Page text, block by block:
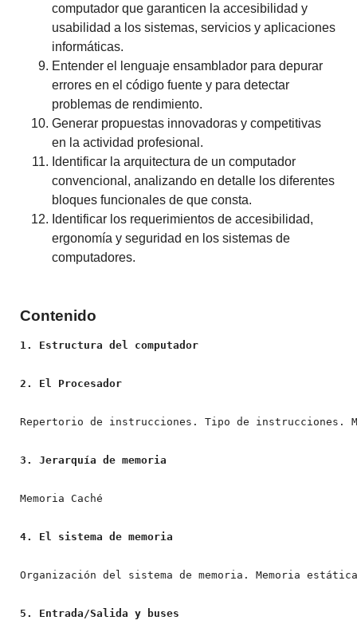
computador que garanticen la accesibilidad y
usabilidad a los sistemas, servicios y aplicaciones
informáticas.
Entender el lenguaje ensamblador para depurar
errores en el código fuente y para detectar
problemas de rendimiento.
Generar propuestas innovadoras y competitivas
en la actividad profesional.
Identificar la arquitectura de un computador
convencional, analizando en detalle los diferentes
bloques funcionales de que consta.
Identificar los requerimientos de accesibilidad,
ergonomía y seguridad en los sistemas de
computadores.
Contenido
1. Estructura del computador
2. El Procesador
Repertorio de instrucciones. Tipo de instrucciones.
Memoria Caché
4. El sistema de memoria
Organización del sistema de memoria. Memoria
5. Entrada/Salida y buses